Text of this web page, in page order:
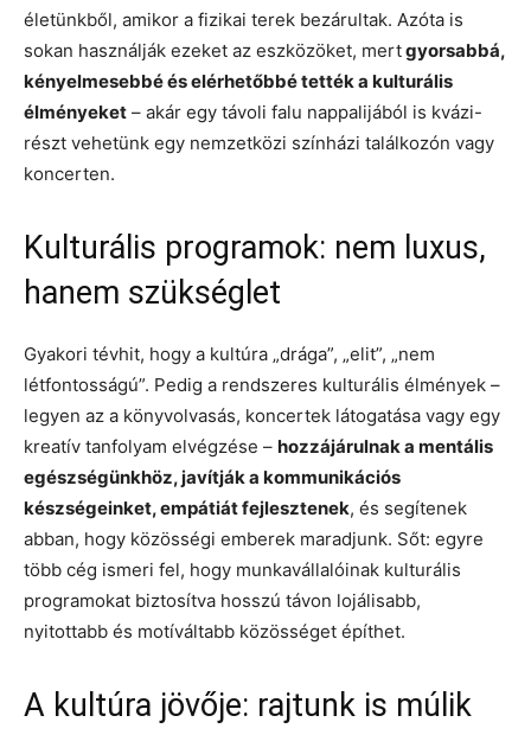
életünkből, amikor a fizikai terek bezárultak. Azóta is
sokan használják ezeket az eszközöket, mertgyorsabbá,
kényelmesebbé és elérhetőbbé tették a kulturális
élményeket – akár egy távoli falu nappalijából is kvázi-
részt vehetünk egy nemzetközi színházi találkozón vagy
koncerten.
Kulturális programok: nem luxus,
hanem szükséglet
Gyakori tévhit, hogy a kultúra „drága”, „elit”, „nem
létfontosságú”. Pedig a rendszeres kulturális élmények –
legyen az a könyvolvasás, koncertek látogatása vagy egy
kreatív tanfolyam elvégzése – hozzájárulnak a mentális
egészségünkhöz, javítják a kommunikációs
készségeinket, empátiát fejlesztenek, és segítenek
abban, hogy közösségi emberek maradjunk. Sőt: egyre
több cég ismeri fel, hogy munkavállalóinak kulturális
programokat biztosítva hosszú távon lojálisabb,
nyitottabb és motíváltabb közösséget építhet.
A kultúra jövője: rajtunk is múlik